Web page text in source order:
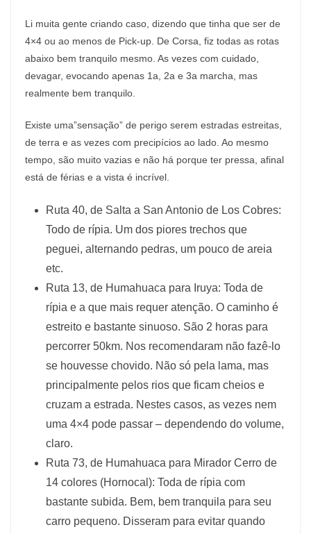
Li muita gente criando caso, dizendo que tinha que ser de
4×4 ou ao menos de Pick-up. De Corsa, fiz todas as rotas
abaixo bem tranquilo mesmo. As vezes com cuidado,
devagar, evocando apenas 1a, 2a e 3a marcha, mas
realmente bem tranquilo.
Existe uma”sensação” de perigo serem estradas estreitas,
de terra e as vezes com precipícios ao lado. Ao mesmo
tempo, são muito vazias e não há porque ter pressa, afinal
está de férias e a vista é incrível.
Ruta 40, de Salta a San Antonio de Los Cobres:
Todo de rípia. Um dos piores trechos que
peguei, alternando pedras, um pouco de areia
etc.
Ruta 13, de Humahuaca para Iruya: Toda de
rípia e a que mais requer atenção. O caminho é
estreito e bastante sinuoso. São 2 horas para
percorrer 50km. Nos recomendaram não fazê-lo
se houvesse chovido. Não só pela lama, mas
principalmente pelos rios que ficam cheios e
cruzam a estrada. Nestes casos, as vezes nem
uma 4×4 pode passar – dependendo do volume,
claro.
Ruta 73, de Humahuaca para Mirador Cerro de
14 colores (Hornocal): Toda de rípia com
bastante subida. Bem, bem tranquila para seu
carro pequeno. Disseram para evitar quando